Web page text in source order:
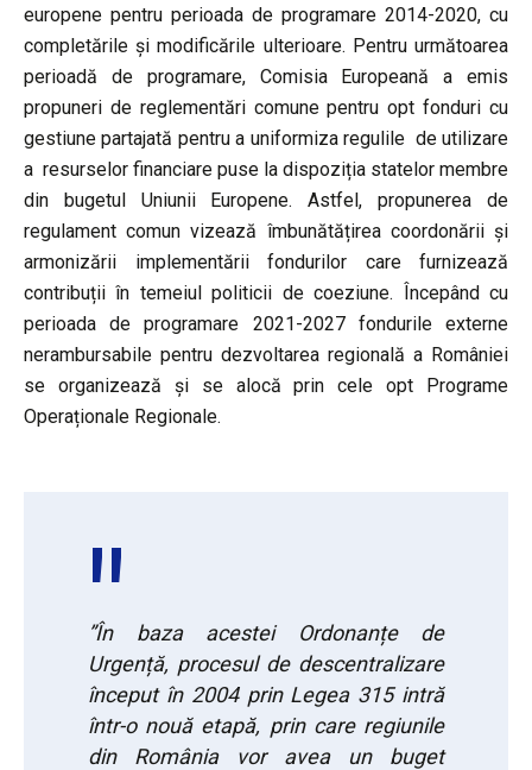
europene pentru perioada de programare 2014-2020, cu
completările și modificările ulterioare. Pentru următoarea
perioadă de programare, Comisia Europeană a emis
propuneri de reglementări comune pentru opt fonduri cu
gestiune partajată pentru a uniformiza regulile de utilizare
a resurselor financiare puse la dispoziția statelor membre
din bugetul Uniunii Europene. Astfel, propunerea de
regulament comun vizează îmbunătățirea coordonării și
armonizării implementării fondurilor care furnizează
contribuții în temeiul politicii de coeziune. Începând cu
perioada de programare 2021-2027 fondurile externe
nerambursabile pentru dezvoltarea regională a României
se organizează și se alocă prin cele opt Programe
Operaționale Regionale.
”În baza acestei Ordonanțe de
Urgență, procesul de descentralizare
început în 2004 prin Legea 315 intră
într-o nouă etapă, prin care regiunile
din România vor avea un buget